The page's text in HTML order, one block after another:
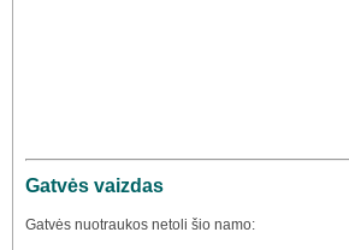
Gatvės vaizdas
Gatvės nuotraukos netoli šio namo: